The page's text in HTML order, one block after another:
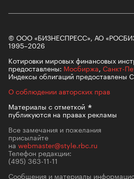
© ООО «БИЗНЕСПРЕСС», АО
1995–2026
Котировки мировых финансовых
предоставлены: Мосбиржа, Санкт-
Индексы облигаций предоставлены
О соблюдении авторских прав
Материалы сотметкой
публикуются на правах рекламы
Все замечания и пожелания
присылайте
на webmaster@style.rbc.ru
Телефон редакции:
(495) 363-11-11
Сообщения и материалы